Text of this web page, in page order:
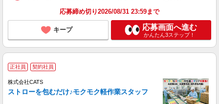
応募締め切り2026/08/31 23:59まで
キープ 応募画面へ進む
かんたん3ステップ！
正社員 契約社員
株式会社CATS
ストローを包むだけ♪モクモク軽作業スタッフ